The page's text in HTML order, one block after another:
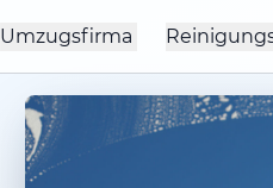
Umzugsfirma